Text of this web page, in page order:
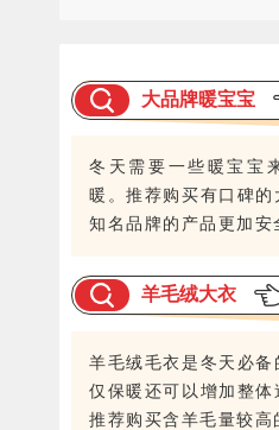
大品牌暖宝宝
冬天需要一些暖宝宝
暖。推荐购买有口碑的
知名品牌的产品更加安
羊毛绒大衣
羊毛绒毛衣是冬天必备
仅保暖还可以增加整体
推荐购买含羊毛量较高